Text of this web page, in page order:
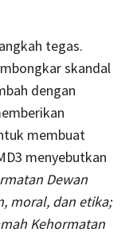
tegas.
skandal
dengan
membuat
menyebutkan
Dewan
moral, dan etika;
Kehormatan